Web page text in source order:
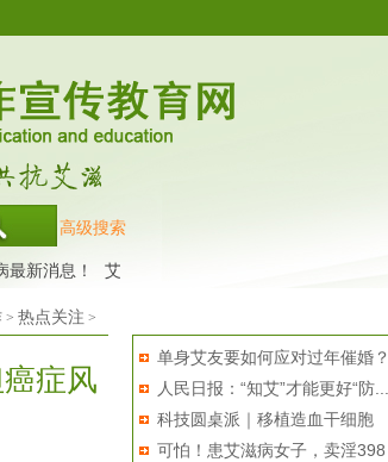
高级搜索
消息！ 艾滋病检测试纸
单身艾友要如何应对过年催婚？
人民日报：“知艾”才能更好“防...
科技圆桌派｜移植造血干细胞
能“...
可怕！患艾滋病女子，卖淫398
> 热点关注 >
症风